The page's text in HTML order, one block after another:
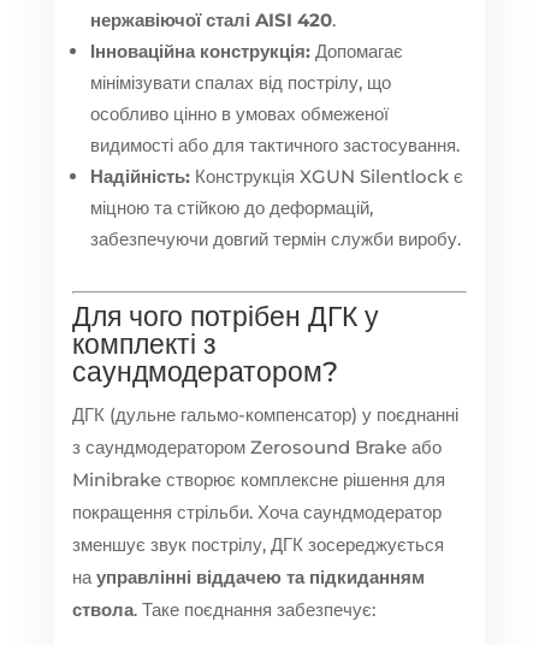
нержавіючої сталі AISI 420.
Інноваційна конструкція:Допомагає
мінімізувати спалах від пострілу, що
особливо цінно в умовах обмеженої
видимості або для тактичного застосування.
Надійність:Конструкція XGUN Silentlock є
міцною та стійкою до деформацій,
забезпечуючи довгий термін служби виробу.
Для чого потрібен ДГК у
комплекті з
саундмодератором?
ДГК (дульне гальмо-компенсатор) у поєднанні
з саундмодератором Zerosound Brake або
Minibrake створює комплексне рішення для
покращення стрільби. Хоча саундмодератор
зменшує звук пострілу, ДГК зосереджується
науправлінні віддачею та підкиданням
ствола. Таке поєднання забезпечує: